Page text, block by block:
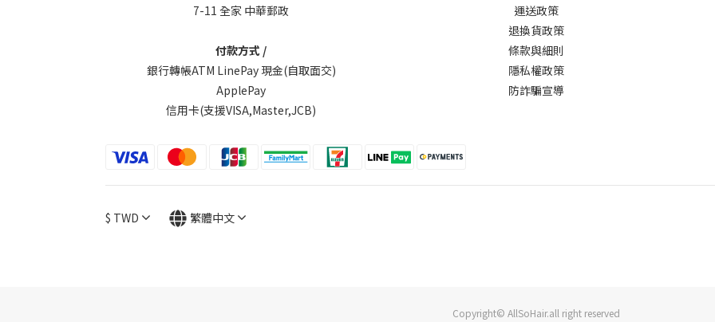
7-11 全家 中華郵政
付款方式 /
銀行轉帳ATM LinePay 現金(自取面交)
ApplePay
信用卡(支援VISA,Master,JCB)
運送政策
退換貨政策
條款與細則
隱私權政策
防詐騙宣導
$ TWD 繁體中文
Copyright© AllSoHair.all right reserved